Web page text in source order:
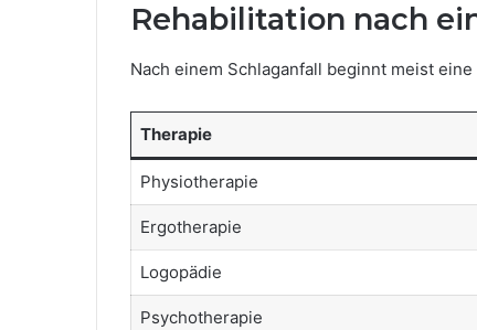
Rehabilitation nach
Nach einem Schlaganfall beginnt meist
Therapie
Physiotherapie
Ergotherapie
Logopädie
Psychotherapie